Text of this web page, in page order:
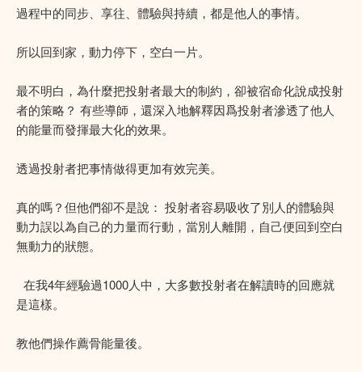
過程中的同步、享往、體驗與持續，都是他人的事情。
所以回到家，動力停下，空白一片。
最不明白，為什麼把投射者最大的制約，卻被宿命化說成投射
者的策略？ 有些導師，還深入地解釋因爲投射者滲透了他人
的能量而發揮最大化的效果。
透過投射者把事情做得更加有效完美。
真的嗎？但他們卻不是說： 投射者容易吸收了別人的體驗與
動力誤以為自己的力量而行動，當別人離開，自己便回到空白
無動力的狀態。
在我4年經驗過1000人中，大多數投射者在解讀時的回應就
是這樣。
教他們操作薦骨能量後。